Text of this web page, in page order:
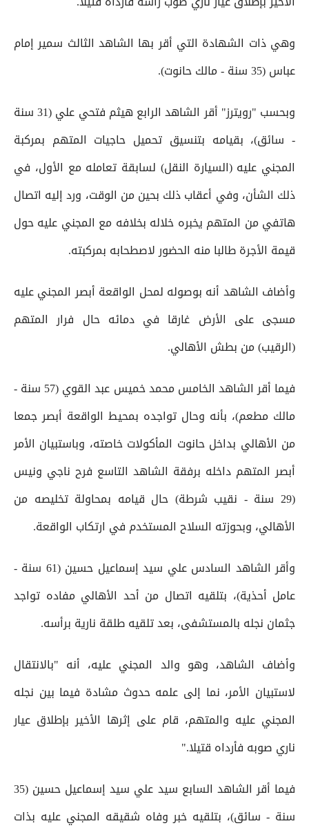
وهي ذات الشهادة التي أقر بها الشاهد الثالث سمير إمام
عباس (35 سنة - مالك حانوت).
وبحسب "رويترز" أقر الشاهد الرابع هيثم فتحي علي (31 سنة
- سائق)، بقيامه بتنسيق تحميل حاجيات المتهم بمركبة
المجني عليه (السيارة النقل) لسابقة تعامله مع الأول، في
ذلك الشأن، وفي أعقاب ذلك بحين من الوقت، ورد إليه اتصال
هاتفي من المتهم يخبره خلاله بخلافه مع المجني عليه حول
قيمة الأجرة طالبا منه الحضور لاصطحابه بمركبته.
وأضاف الشاهد أنه بوصوله لمحل الواقعة أبصر المجني عليه
مسجى على الأرض غارقا في دمائه حال فرار المتهم
(الرقيب) من بطش الأهالي.
فيما أقر الشاهد الخامس محمد خميس عبد القوي (57 سنة -
مالك مطعم)، بأنه وحال تواجده بمحيط الواقعة أبصر جمعا
من الأهالي بداخل حانوت المأكولات خاصته، وباستبيان الأمر
أبصر المتهم داخله برفقة الشاهد التاسع فرح ناجي ونيس
(29 سنة - نقيب شرطة) حال قيامه بمحاولة تخليصه من
الأهالي، وبحوزته السلاح المستخدم في ارتكاب الواقعة.
وأقر الشاهد السادس علي سيد إسماعيل حسين (61 سنة -
عامل أحذية)، بتلقيه اتصال من أحد الأهالي مفاده تواجد
جثمان نجله بالمستشفى، بعد تلقيه طلقة نارية برأسه.
وأضاف الشاهد، وهو والد المجني عليه، أنه "بالانتقال
لاستبيان الأمر، نما إلى علمه حدوث مشادة فيما بين نجله
المجني عليه والمتهم، قام على إثرها الأخير بإطلاق عيار
ناري صوبه فأرداه قتيلا."
فيما أقر الشاهد السابع سيد علي سيد إسماعيل حسين (35
سنة - سائق)، بتلقيه خبر وفاه شقيقه المجني عليه بذات